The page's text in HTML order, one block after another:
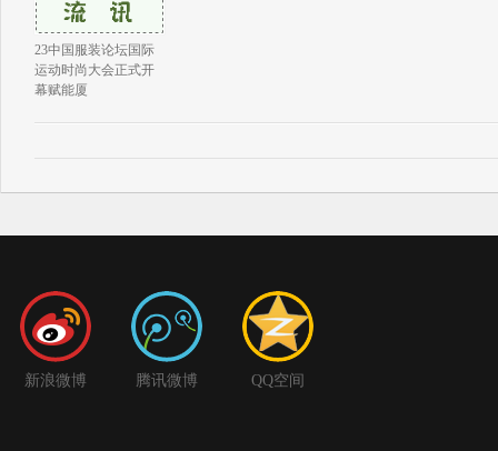
23中国服装论坛国际
运动时尚大会正式开
幕赋能厦
新浪微博 腾讯微博 QQ空间